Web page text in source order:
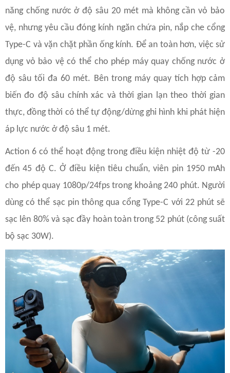
năng chống nước ở độ sâu 20 mét mà không cần vỏ bảo
vệ, nhưng yêu cầu đóng kính ngăn chứa pin, nắp che cổng
Type-C và vặn chặt phần ống kính. Để an toàn hơn, việc sử
dụng vỏ bảo vệ có thể cho phép máy quay chống nước ở
độ sâu tối đa 60 mét. Bên trong máy quay tích hợp cảm
biến đo độ sâu chính xác và thời gian lạn theo thời gian
thực, đồng thời có thể tự động/dừng ghi hình khi phát hiện
áp lực nước ở độ sâu 1 mét.
Action 6 có thể hoạt động trong điều kiện nhiệt độ từ -20
đến 45 độ C. Ở điều kiện tiêu chuẩn, viên pin 1950 mAh
cho phép quay 1080p/24fps trong khoảng 240 phút. Người
dùng có thể sạc pin thông qua cổng Type-C với 22 phút sẽ
sạc lên 80% và sạc đầy hoàn toàn trong 52 phút (công suất
bộ sạc 30W).